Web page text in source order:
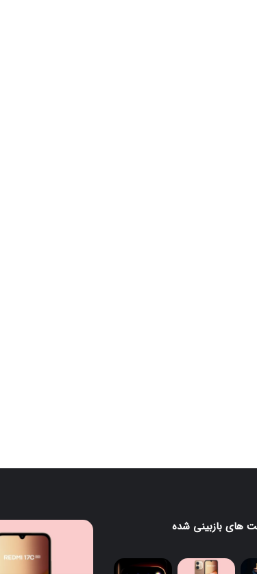
های بازبینی شده
ردمی